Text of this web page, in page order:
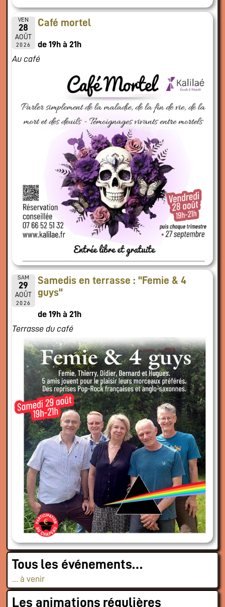
VEN
28
AOÛT
2026
Café mortel
de 19h à 21h
Au café
SAM
29
AOÛT
2026
Samedis en terrasse : "Femie & 4
guys"
de 19h à 21h
Terrasse du café
Tous les événements…
… à venir
Les animations régulières